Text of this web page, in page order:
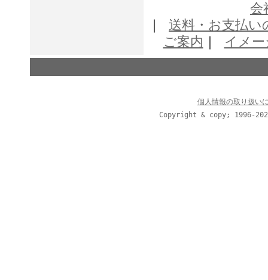
会
｜ 送料・お支払い
ご案内 ｜ イメ
個人情報の取り扱い
Copyright & copy; 1996-